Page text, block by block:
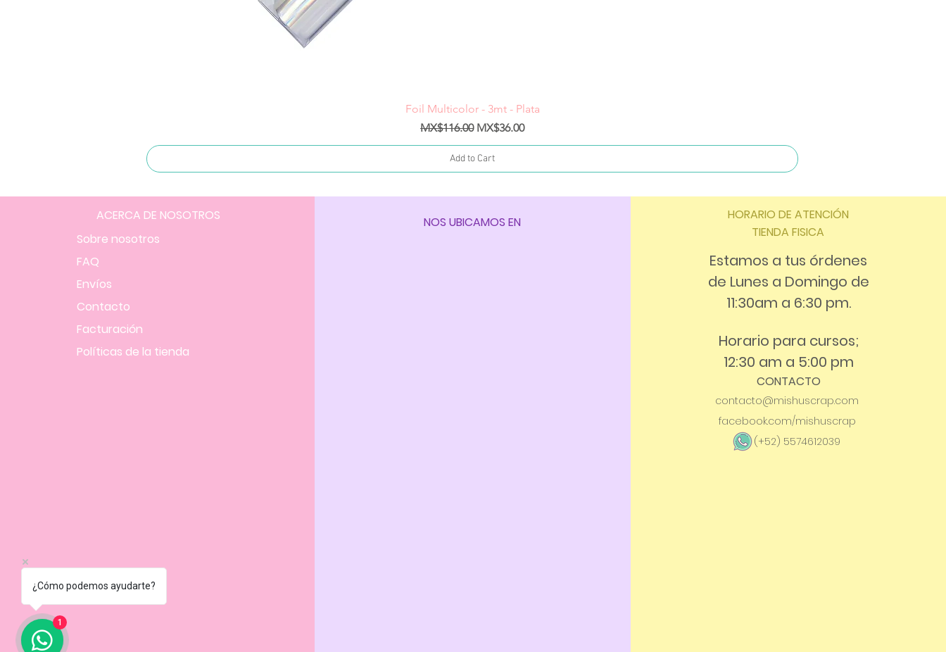
Quick View
Foil Multicolor - 3mt - Plata
Regular Price
MX$116.00 Sale Price
MX$36.00
Add to Cart
ACERCA DE NOSOTROS
Sobre nosotros
FAQ
Envíos
Contacto
Facturación
Políticas de la tienda
NOS UBICAMOS EN
HORARIO DE ATENCIÓN
TIENDA FISICA
Estamos a tus órdenes
de Lunes a Domingo de
11:30am a 6:30 pm.
Horario para cursos;
12:30 am a 5:00 pm
CONTACTO
contacto@mishuscrap.com
facebook.com/mishuscrap
(+52) 5574612039
¿Cómo podemos ayudarte?
1